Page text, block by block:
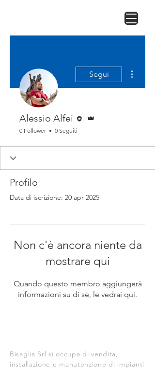
Segui
Alessio Alfei
0 Follower 0 Seguiti
Profilo
Data di iscrizione: 20 apr 2025
Non c'è ancora niente da
mostrare qui
Quando questo membro aggiungerà
informazioni su di sé, le vedrai qui.
Bisaglia Srl si occupa di vendita,
installazione e manutenzione di impianti